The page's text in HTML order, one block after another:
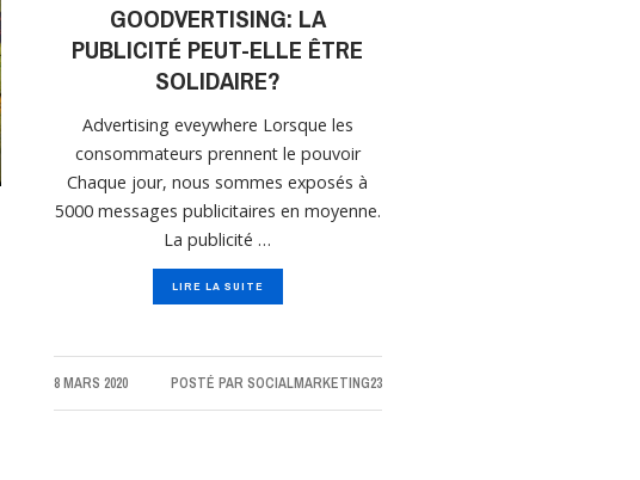
GOODVERTISING: LA
PUBLICITÉ PEUT-ELLE ÊTRE
SOLIDAIRE?
Advertising eveywhere Lorsque les
consommateurs prennent le pouvoir
Chaque jour, nous sommes exposés à
5000 messages publicitaires en moyenne.
La publicité …
LIRE LA SUITE
8 MARS 2020 POSTÉ PAR SOCIALMARKETING23